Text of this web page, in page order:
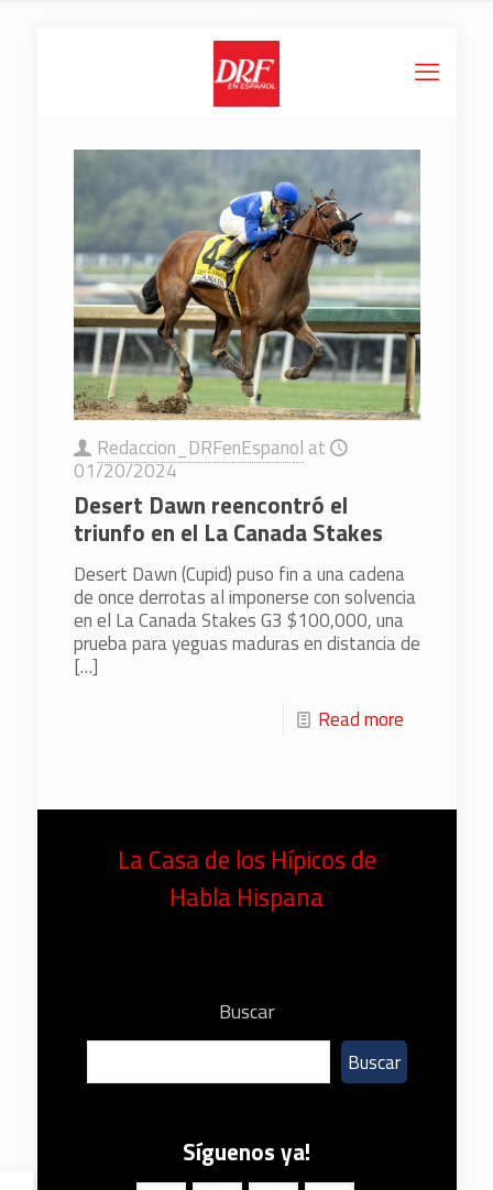
Redaccion_DRFenEspanol at
01/20/2024
Desert Dawn reencontró el
triunfo en el La Canada Stakes
Desert Dawn (Cupid) puso fin a una cadena
de once derrotas al imponerse con solvencia
en el La Canada Stakes G3 $100,000, una
prueba para yeguas maduras en distancia de
[…]
Read more
La Casa de los Hípicos de
Habla Hispana
Buscar
Buscar
Síguenos ya!